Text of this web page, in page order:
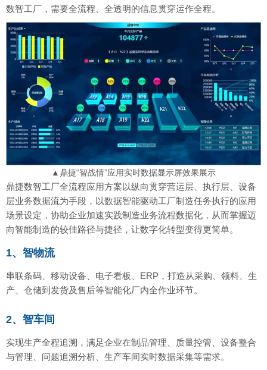
数智工厂，需要全流程、全透明的信息贯穿运作全程。
▲鼎捷“智战情”应用实时数据显示屏效果展示
鼎捷数智工厂全流程应用方案以纵向贯穿营运层、执行层、设备
层业务数据流为手段，以数据智能驱动工厂制造任务执行的应用
场景设定，协助企业加速实践制造业务流程数据化，从而掌握迈
向智能制造的较佳路径与捷径，让数字化转型变得更简单。
1、智物流
串联条码、移动设备、电子看板、ERP，打造从采购、领料、生
产、仓储到发货及售后等智能化厂内全作业环节。
2、智车间
实现生产全程追溯，满足企业在制品管理、质量控管、设备整合
与管理、问题追溯分析、生产车间实时数据采集等需求。